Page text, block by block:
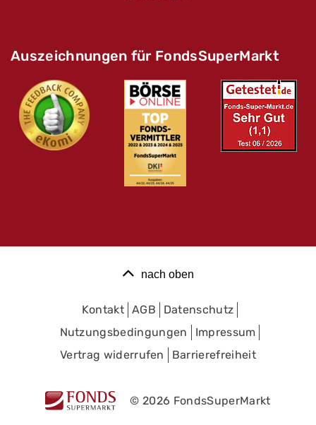
Auszeichnungen für FondsSuperMarkt
nach oben
Kontakt AGB
Datenschutz
Nutzungsbedingungen
Impressum
Vertrag widerrufen
Barrierefreiheit
© 2026 FondsSuperMarkt